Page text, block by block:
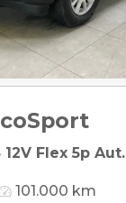
12V Flex 5p Aut.
101.000 km